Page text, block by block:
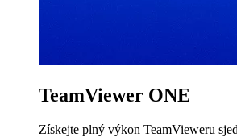
TeamViewer ONE
Získejte plný výkon TeamVieweru